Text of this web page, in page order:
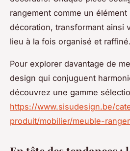
rangement comme un
décoration, transformant ainsi
lieu à la fois organisé et raffiné.
Pour explorer davantage de
design qui conjuguent
découvrez une gamme
https://www.sisudesign.be/
produit/mobilier/meuble-